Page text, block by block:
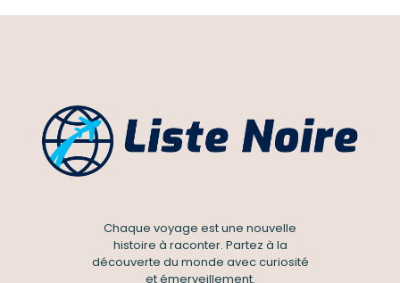
Chaque voyage est une nouvelle
histoire à raconter. Partez à la
découverte du monde avec curiosité
et émerveillement.